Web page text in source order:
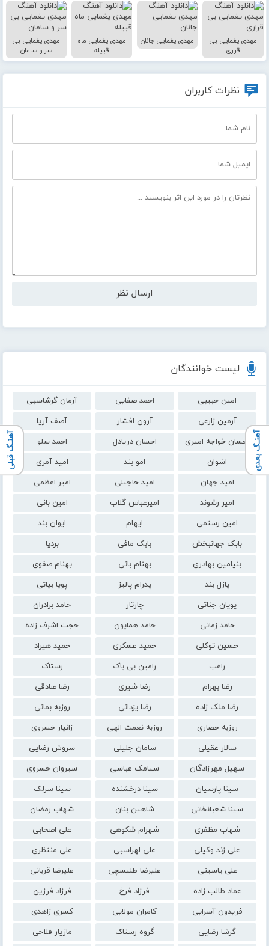
لیست خوانندگان
امین حبیبی احمد صفایی
آرمان گرشاسبی
آرمین زارعی
آرون افشار
آصف آریا
احسان خواجه امیری
احسان دریادل
احمد سلو
اشوان
امو بند
امید آمری
امید جهان
امید حاجیلی
امیر اعظمی
امیر رشوند
امیرعباس گلاب
امین بانی
امین رستمی
ایهام
ایوان بند
بابک جهانبخش
بابک مافی
بردیا
بنیامین بهادری
بهنام بانی
بهنام صفوی
پازل بند
پدرام پالیز
پویا بیاتی
پویان جناتی
چارتار
حامد برادران
حامد زمانی
حامد همایون
حجت اشرف زاده
حسین توکلی
حمید عسکری
حمید هیراد
راغب
رامین بی باک
رستاک
رضا بهرام
رضا شیری
رضا صادقی
رضا ملک زاده
رضا یزدانی
روزبه بمانی
روزبه حصاری
روزبه نعمت الهی
زانیار خسروی
سالار عقیلی
سامان جلیلی
سروش رضایی
سهیل مهرزادگان
سیامک عباسی
سیروان خسروی
سینا پارسیان
سینا درخشنده
سینا سرلک
سینا شعبانخانی
شاهین بنان
شهاب رمضان
شهاب مظفری
شهرام شکوهی
علی اصحابی
علی زند وکیلی
علی لهراسبی
علی منتظری
علی یاسینی
علیرضا طلیسچی
علیرضا قربانی
عماد طالب زاده
فرزاد فرخ
فرزاد فرزین
فریدون آسرایی
کامران مولایی
کسری زاهدی
گرشا رضایی
گروه رستاک
مازیار فلاحی
آهنـگ بعدی آهنـگ قبلی
مهدی یغمایی بی
قراری
مهدی یغمایی جانان
مهدی یغمایی ماه
قبیله
مهدی یغمایی بی
سر و سامان
نظرات کاربران